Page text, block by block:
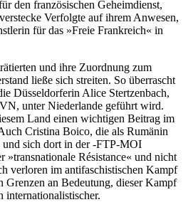
den französischen Geheimdienst,
Verfolgte auf ihrem Anwesen,
für das »Freie Frankreich« in
und ihre Zuordnung zum
ließe sich streiten. So überrascht
Düsseldorferin Alice Stertzenbach,
unter Niederlande geführt wird.
Land einen wichtigen Beitrag im
Cristina Boico, die als Rumänin
und sich dort in der -FTP-MOI
»transnationale Résistance« und nicht
verloren im antifaschistischen Kampf
Grenzen an Bedeutung, dieser Kampf
internationalistischer.